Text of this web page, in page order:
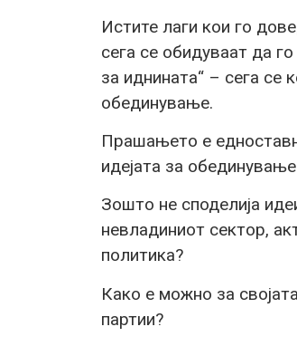
Истите лаги кои го
сега се обидуваат да
за иднината“ – сега
обединување.
Прашањето е
идејата за
Зошто не споделија
невладиниот сектор,
политика?
Како е можно за
партии?